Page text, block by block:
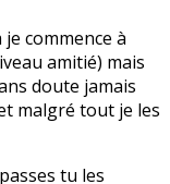
commence à
amitié) mais
doute jamais
malgré tout je les
tu les